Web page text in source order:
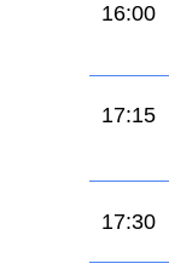
17:15
17:30
16:00